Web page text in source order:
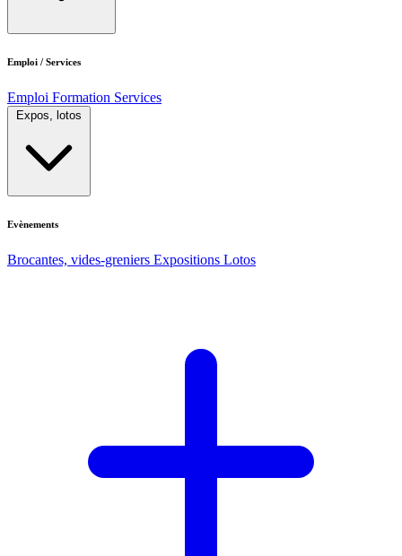
Emploi / Services
Emploi Formation Services
Expos, lotos
Evènements
Brocantes, vides-greniers Expositions Lotos